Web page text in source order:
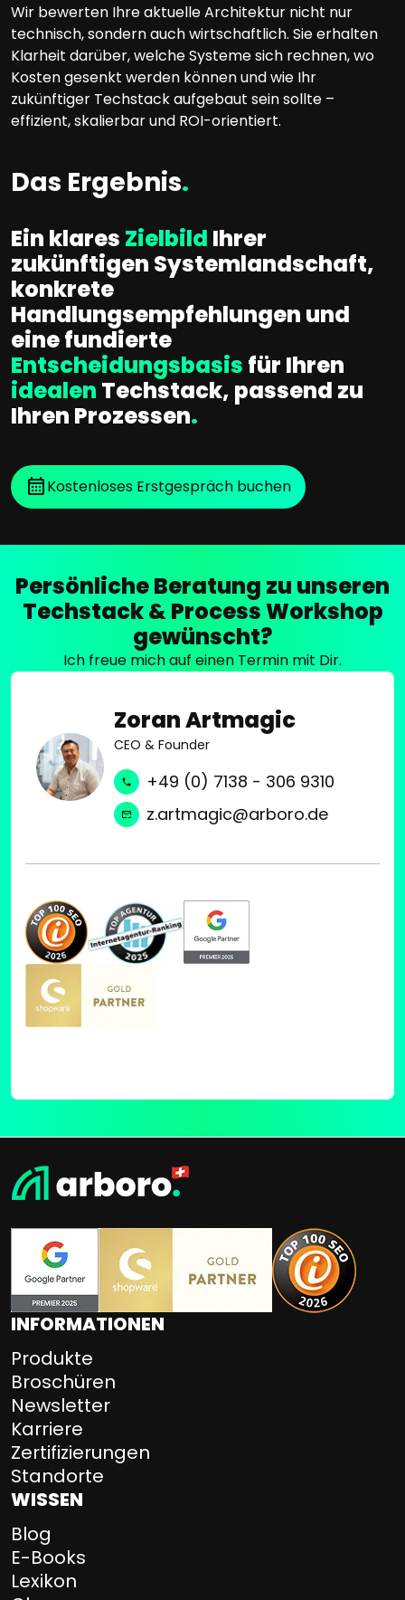
Wir bewerten Ihre aktuelle Architektur nicht nur
technisch, sondern auch wirtschaftlich. Sie erhalten
Klarheit darüber, welche Systeme sich rechnen, wo
Kosten gesenkt werden können und wie Ihr
zukünftiger Techstack aufgebaut sein sollte –
effizient, skalierbar und ROI-orientiert.
Das Ergebnis.
Ein klares Zielbild Ihrer
zukünftigen Systemlandschaft,
konkrete
Handlungsempfehlungen und
eine fundierte
Entscheidungsbasis für Ihren
idealen Techstack, passend zu
Ihren Prozessen.
Kostenloses Erstgespräch buchen
Persönliche Beratung zu unseren
Techstack & Process Workshop
gewünscht?
Ich freue mich auf einen Termin mit Dir.
Zoran Artmagic
CEO & Founder
+49 (0) 7138 - 306 9310
z.artmagic@arboro.de
INFORMATIONEN
Produkte
Broschüren
Newsletter
Karriere
Zertifizierungen
Standorte
WISSEN
Blog
E-Books
Lexikon